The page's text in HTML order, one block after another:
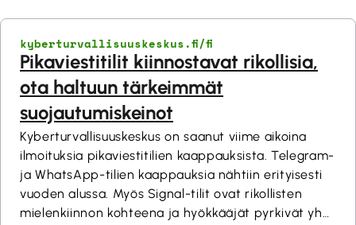
luokitellun tiedon käsittelyssä.Read More
kyberturvallisuuskeskus.fi/fi
Pikaviestitilit kiinnostavat rikollisia,
ota haltuun tärkeimmät
suojautumiskeinot
Kyberturvallisuuskeskus on saanut viime aikoina
ilmoituksia pikaviestitilien kaappauksista. Telegram-
ja WhatsApp-tilien kaappauksia nähtiin erityisesti
vuoden alussa. Myös Signal-tilit ovat rikollisten
mielenkiinnon kohteena ja hyökkääjät pyrkivät yhä